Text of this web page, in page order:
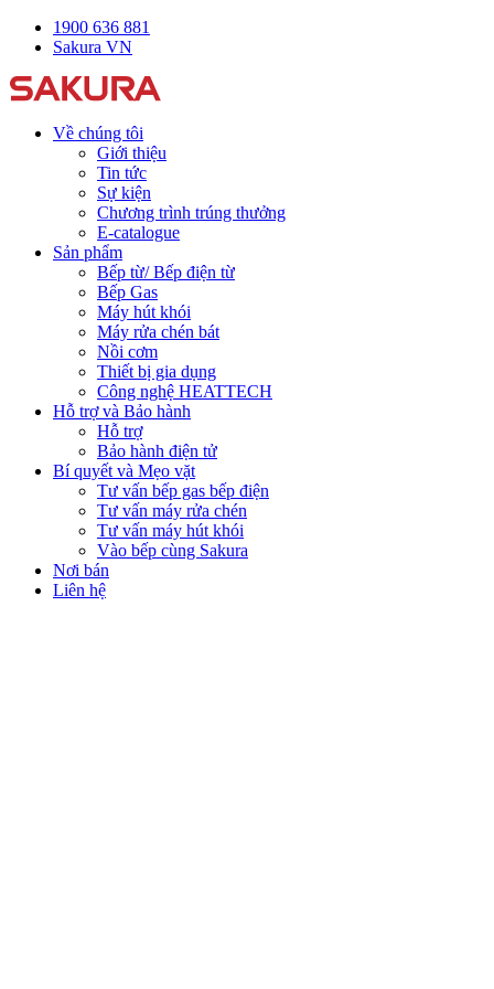
1900 636 881
Sakura VN
Về chúng tôi
Giới thiệu
Tin tức
Sự kiện
Chương trình trúng thưởng
E-catalogue
Sản phẩm
Bếp từ/ Bếp điện từ
Bếp Gas
Máy hút khói
Máy rửa chén bát
Nồi cơm
Thiết bị gia dụng
Công nghệ HEATTECH
Hỗ trợ và Bảo hành
Hỗ trợ
Bảo hành điện tử
Bí quyết và Mẹo vặt
Tư vấn bếp gas bếp điện
Tư vấn máy rửa chén
Tư vấn máy hút khói
Vào bếp cùng Sakura
Nơi bán
Liên hệ